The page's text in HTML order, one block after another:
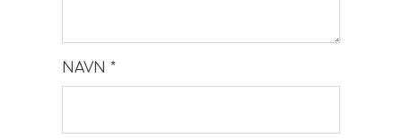
NAVN *